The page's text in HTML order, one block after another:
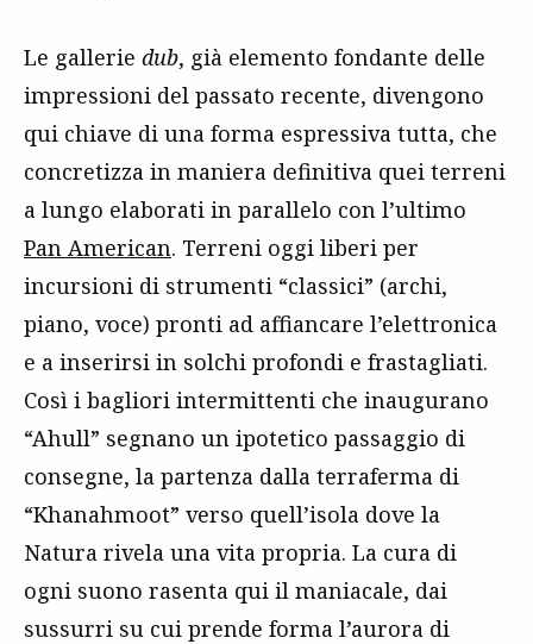
Le gallerie dub, già elemento fondante delle
impressioni del passato recente, divengono
qui chiave di una forma espressiva tutta, che
concretizza in maniera definitiva quei terreni
a lungo elaborati in parallelo con l’ultimo
Pan American. Terreni oggi liberi per
incursioni di strumenti “classici” (archi,
piano, voce) pronti ad affiancare l’elettronica
e a inserirsi in solchi profondi e frastagliati.
Così i bagliori intermittenti che inaugurano
“Ahull” segnano un ipotetico passaggio di
consegne, la partenza dalla terraferma di
“Khanahmoot” verso quell’isola dove la
Natura rivela una vita propria. La cura di
ogni suono rasenta qui il maniacale, dai
sussurri su cui prende forma l’aurora di